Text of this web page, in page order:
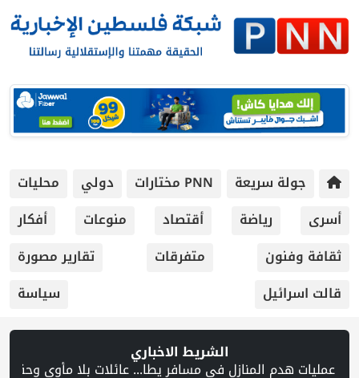
جولة سريعة PNN مختارات دولي
محليات
أسرى
رياضة أقتصاد منوعات
أفكار
ثقافة وفنون
متفرقات
تقارير مصورة
قالت اسرائيل
سياسة
الشريط الاخباري